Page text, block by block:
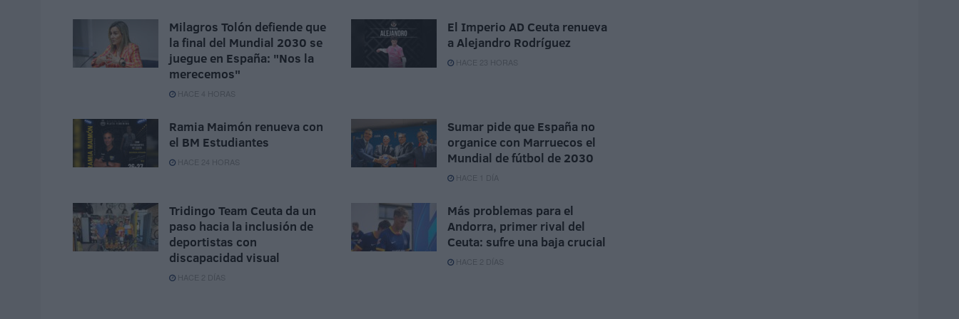
Milagros Tolón defiende que
la final del Mundial 2030 se
juegue en España: "Nos la
merecemos"
HACE 4 HORAS
El Imperio AD Ceuta renueva
a Alejandro Rodríguez
HACE 23 HORAS
Ramia Maimón renueva con
el BM Estudiantes
HACE 24 HORAS
Sumar pide que España no
organice con Marruecos el
Mundial de fútbol de 2030
HACE 1 DÍA
Tridingo Team Ceuta da un
paso hacia la inclusión de
deportistas con
discapacidad visual
HACE 2 DÍAS
Más problemas para el
Andorra, primer rival del
Ceuta: sufre una baja crucial
HACE 2 DÍAS